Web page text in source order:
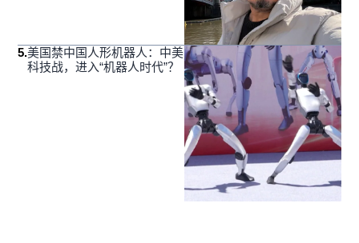
5.美国禁中国人形机器人：中美
科技战，进入“机器人时代”？